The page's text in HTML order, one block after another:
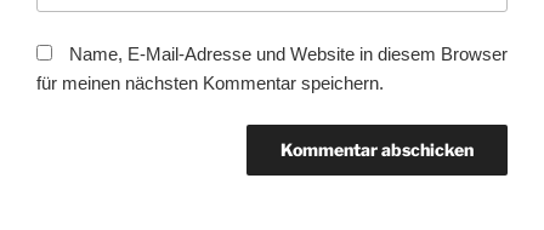
Name, E-Mail-Adresse und Website in diesem Browser
für meinen nächsten Kommentar speichern.